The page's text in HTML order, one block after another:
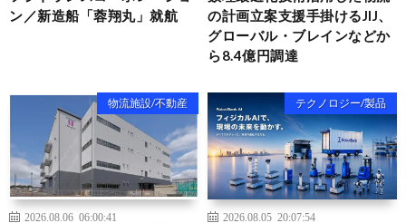
ン／新造船「蓉翔丸」就航
の計画立案支援手掛けるJIJ、
グローバル・ブレインなどか
ら8.4億円調達
物流施設/不動産
2026.08.06 06:00:41
テクノロジー/製品
2026.08.05 20:07:54